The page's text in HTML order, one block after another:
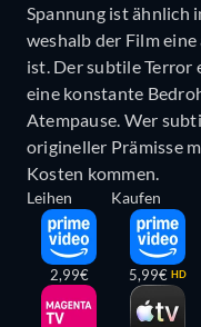
Spannung ist ähnlich
weshalb der Film
ist. Der subtile Terror
eine konstante
Atempause. Wer
origineller Prämisse
Kosten kommen.
Leihen
2,99€
Kaufen
5,99€ HD